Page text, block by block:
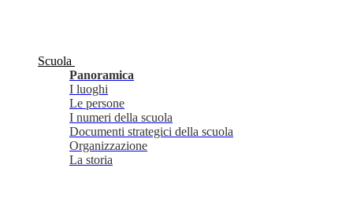
Scuola
Panoramica
I luoghi
Le persone
I numeri della scuola
Documenti strategici della scuola
Organizzazione
La storia